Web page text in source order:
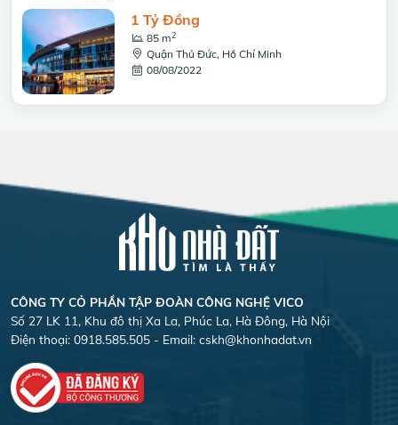
1 Tỷ Đồng
85 m2
Quận Thủ Đức, Hồ Chí Minh
08/08/2022
CÔNG TY CỎ PHẦN TẬP ĐOÀN CÔNG NGHỆ VICO
Số 27 LK 11, Khu đô thị Xa La, Phúc La, Hà Đông, Hà Nội
Điện thoại: 0918.585.505 - Email: cskh@khonhadat.vn